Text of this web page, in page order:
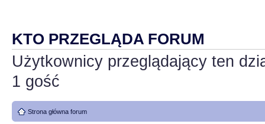
KTO PRZEGLĄDA FORUM
Użytkownicy przeglądający ten
1 gość
Strona główna forum